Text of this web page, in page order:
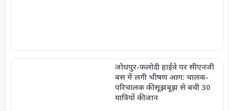
जोधपुर-फलोदी हाईवे पर सीएनजी
बस में लगी भीषण आग: चालक-
परिचालक की सूझबूझ से बची 30
यात्रियों की जान